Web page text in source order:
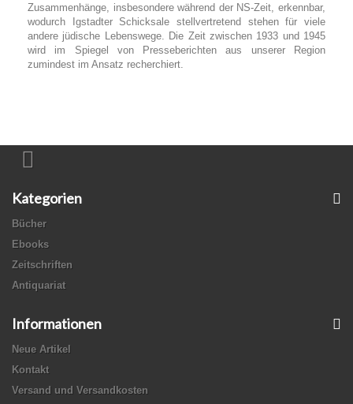
Zusammenhänge, insbesondere während der NS-Zeit, erkennbar,
wodurch Igstadter Schicksale stellvertretend stehen für viele
andere jüdische Lebenswege. Die Zeit zwischen 1933 und 1945
wird im Spiegel von Presseberichten aus unserer Region
zumindest im Ansatz recherchiert.
Kategorien
Bücher
Ebooks
Zeitschriften
Antiquariat
Informationen
Neue Artikel
Kontakt
Versand und Versandkosten